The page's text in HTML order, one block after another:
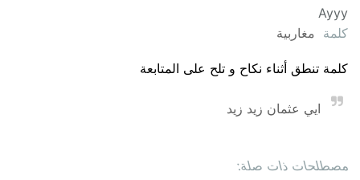
Ayyy
كلمة مغاربية
كلمة تنطق أثناء نكاح و تلح على المتابعة
ايي عثمان زيد زيد
مصطلحات ذات صلة: